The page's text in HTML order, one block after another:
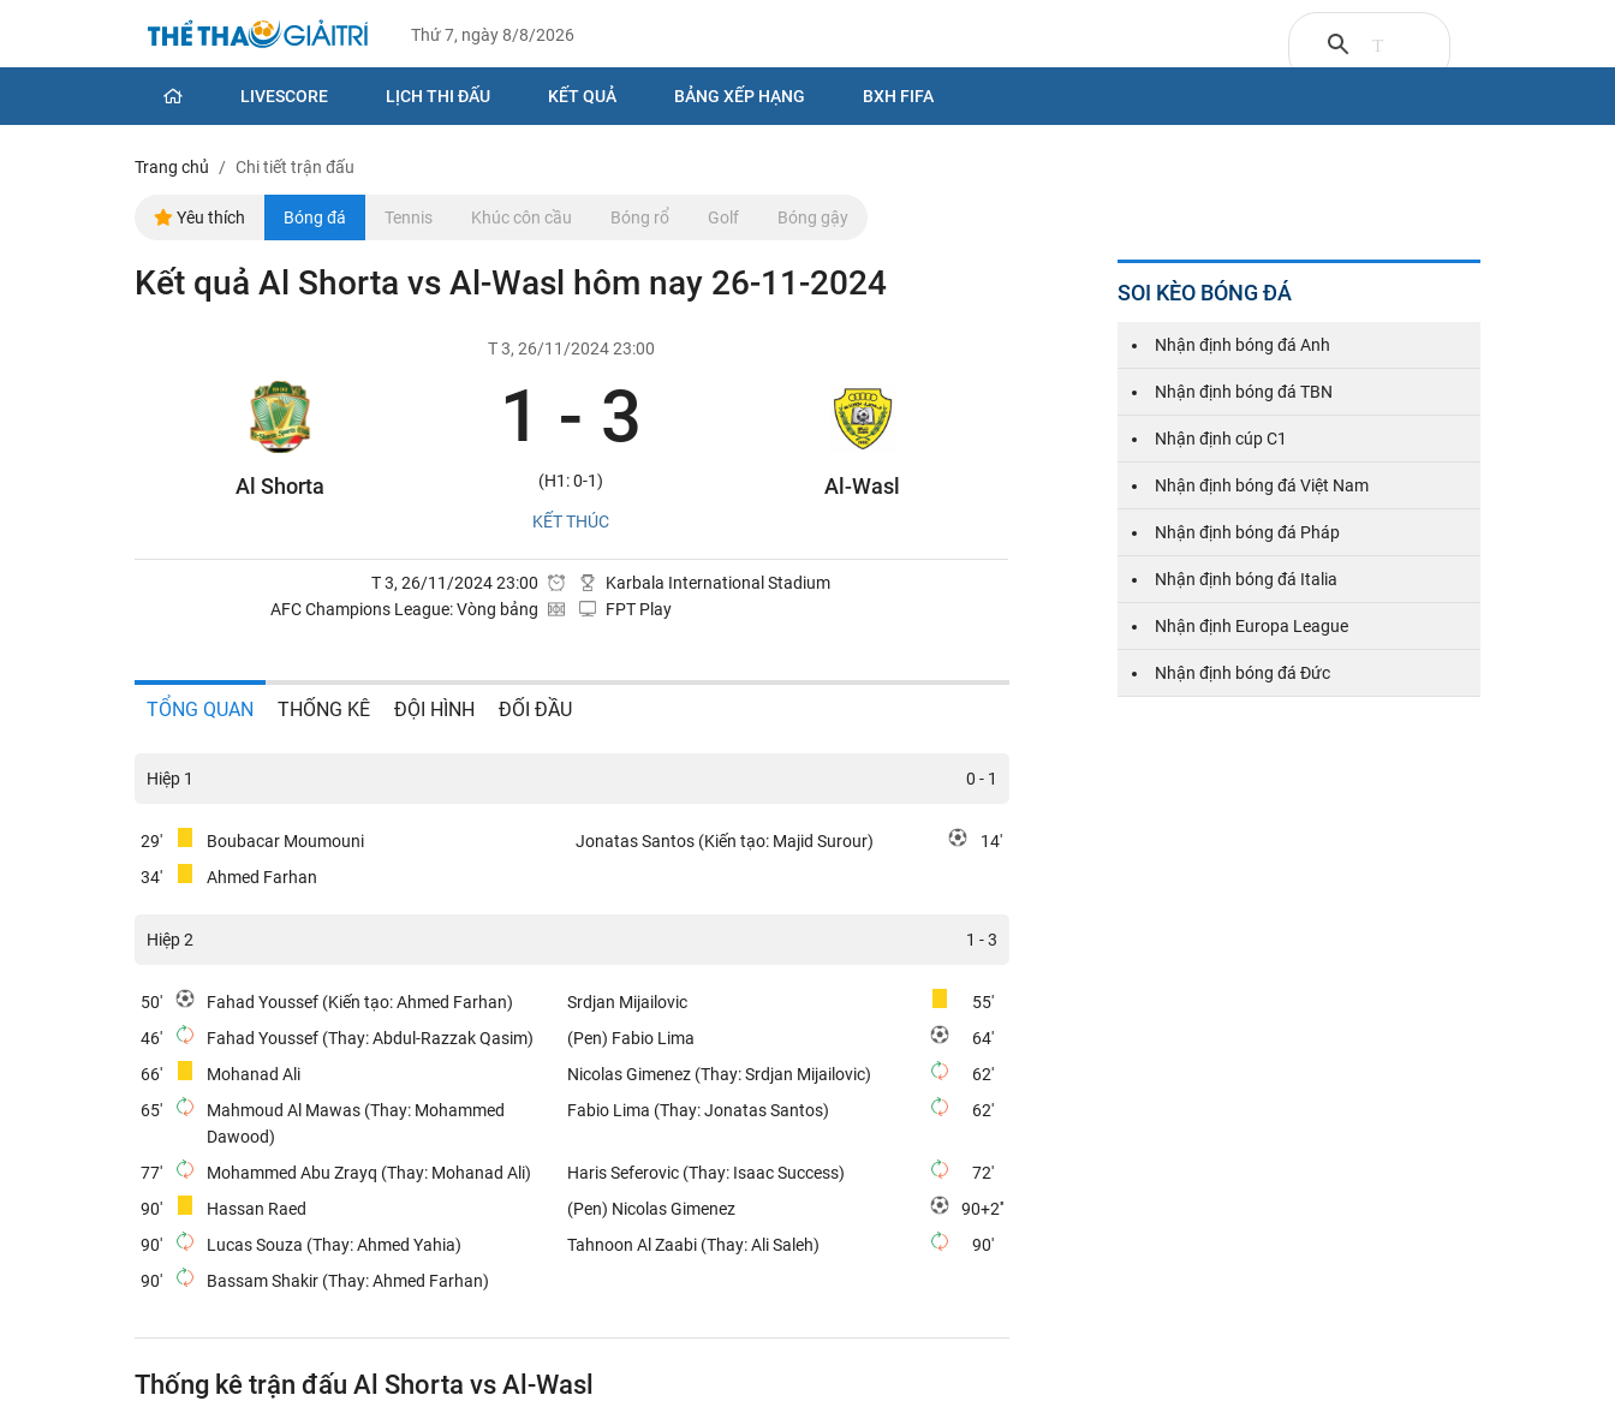
Thứ 7, ngày 8/8/2026
LIVESCORE LỊCH THI ĐẤU KẾT QUẢ BẢNG XẾP HẠNG BXH FIFA
Trang chủ Chi tiết trận đấu
Yêu thích Bóng đá Tennis Khúc côn cầu Bóng rổ Golf Bóng gậy
Kết quả Al Shorta vs Al-Wasl hôm nay 26-11-2024
T 3, 26/11/2024 23:00
Al Shorta
1 - 3
(H1: 0-1)
KẾT THÚC
Al-Wasl
T 3, 26/11/2024 23:00
AFC Champions League: Vòng bảng
Karbala International Stadium
FPT Play
TỔNG QUAN THỐNG KÊ ĐỘI HÌNH ĐỐI ĐẦU
Hiệp 1 0 - 1
29' Boubacar Moumouni Jonatas Santos (Kiến tạo: Majid Surour)
14'
34'
Ahmed Farhan
Hiệp 2 1 - 3
50' Fahad Youssef (Kiến tạo: Ahmed Farhan) Srdjan Mijailovic
55'
46'
Fahad Youssef (Thay: Abdul-Razzak Qasim) (Pen) Fabio Lima
64'
66'
Mohanad Ali Nicolas Gimenez (Thay: Srdjan Mijailovic)
62'
65'
Mahmoud Al Mawas (Thay: Mohammed
Dawood)
Fabio Lima (Thay: Jonatas Santos) 62'
77' Mohammed Abu Zrayq (Thay: Mohanad Ali) Haris Seferovic (Thay: Isaac Success)
72'
90'
Hassan Raed (Pen) Nicolas Gimenez
90+2''
90'
Lucas Souza (Thay: Ahmed Yahia) Tahnoon Al Zaabi (Thay: Ali Saleh)
90'
90'
Bassam Shakir (Thay: Ahmed Farhan)
Thống kê trận đấu Al Shorta vs Al-Wasl
SOI KÈO BÓNG ĐÁ
Nhận định bóng đá Anh
Nhận định bóng đá TBN
Nhận định cúp C1
Nhận định bóng đá Việt Nam
Nhận định bóng đá Pháp
Nhận định bóng đá Italia
Nhận định Europa League
Nhận định bóng đá Đức